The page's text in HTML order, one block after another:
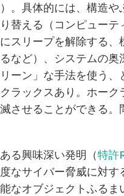
。具体的には、構造
替える（コンピュー
スリープを解除する
など）、システムの
ーン」な手法を使う
ラックスあり。ホー
させることができる
る興味深い発明（特許
なサイバー脅威に対
なオブジェクトふる